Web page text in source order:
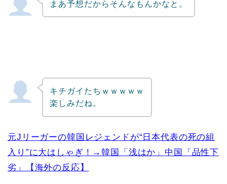
まあ予想だからそんなもんかなと。
キチガイたちｗｗｗｗｗ
楽しみだね。
元Jリーガーの韓国レジェンドが“日本代表の死の組
入り”に大はしゃぎ！→韓国「浅はか」中国「品性下
劣」【海外の反応】